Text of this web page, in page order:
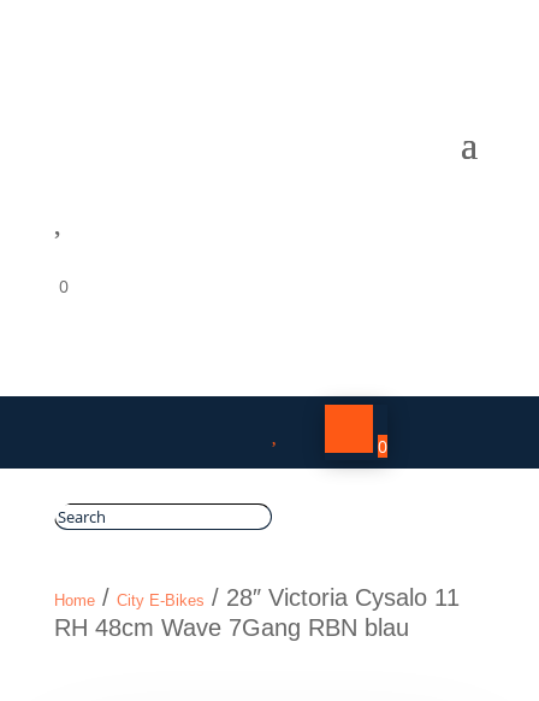
0
0
Home/ City E-Bikes / 28″ Victoria Cysalo 11
RH 48cm Wave 7Gang RBN blau